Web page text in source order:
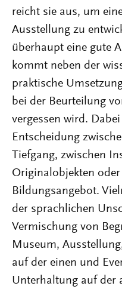
reicht sie aus, um
Ausstellung zu
überhaupt eine gute
kommt neben der
praktische
bei der Beurteilung
vergessen wird.
Entscheidung
Tiefgang, zwischen
Originalobjekten
Bildungsangebot.
der sprachlichen
Vermischung von
Museum,
auf der einen und
Unterhaltung auf der